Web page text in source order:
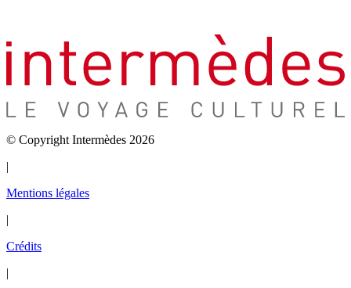
© Copyright Intermèdes 2026
|
Mentions légales
|
Crédits
|